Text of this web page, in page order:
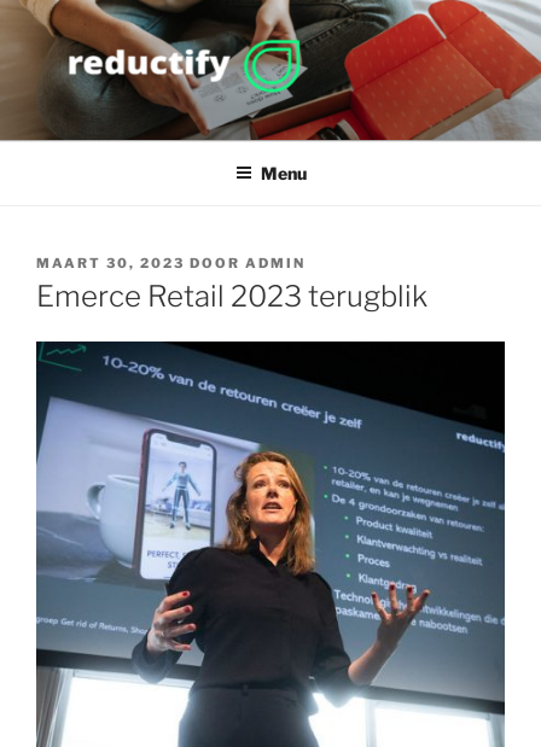
REDUCTIFY
more value, less waste
Menu
GEPLAATST
OP
MAART 30, 2023 DOOR ADMIN
Emerce Retail 2023 terugblik